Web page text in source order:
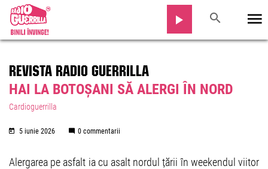
REVISTA RADIO GUERRILLA
HAI LA BOTOȘANI SĂ ALERGI ÎN NORD
Cardioguerrilla
5 iunie 2026 0 commentarii
Alergarea pe asfalt ia cu asalt nordul țării în weekendul viitor